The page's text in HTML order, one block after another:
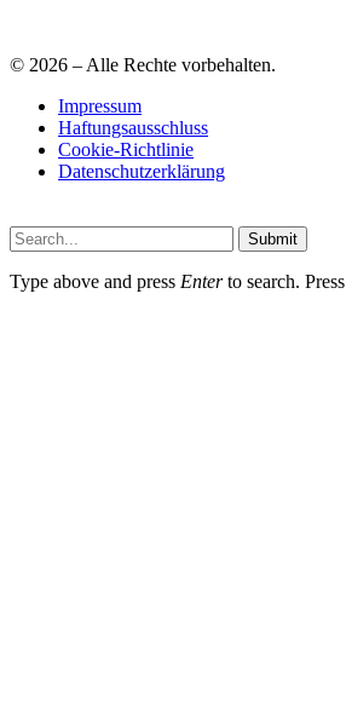
© 2026 – Alle Rechte vorbehalten.
Impressum
Haftungsausschluss
Cookie-Richtlinie
Datenschutzerklärung
Submit
Type above and press Enterto search. Press